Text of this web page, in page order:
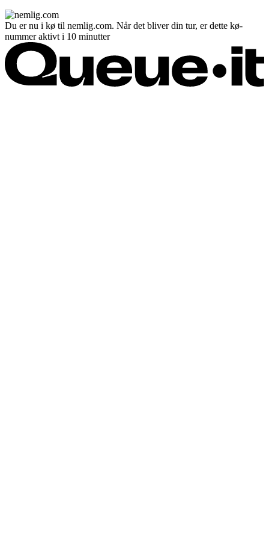
Du er nu i kø til nemlig.com. Når det bliver din tur, er dette kø-
nummer aktivt i 10 minutter